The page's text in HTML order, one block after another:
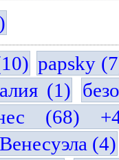
papsky
(1)
(68)
Венесуэла (4)